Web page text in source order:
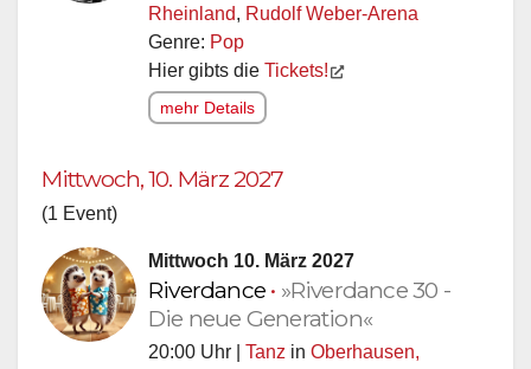
Rheinland, Rudolf Weber-Arena
Genre: Pop
Hier gibts die Tickets!
mehr Details
Mittwoch, 10. März 2027
(1 Event)
Mittwoch 10. März 2027
Riverdance • »Riverdance 30 -
Die neue Generation«
20:00 Uhr | Tanz in Oberhausen,